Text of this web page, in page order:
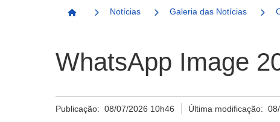
Página Inicial
Notícias Galeria das Notícias
WhatsApp Image
Publicação: 08/07/2026 10h46 Última modificação: